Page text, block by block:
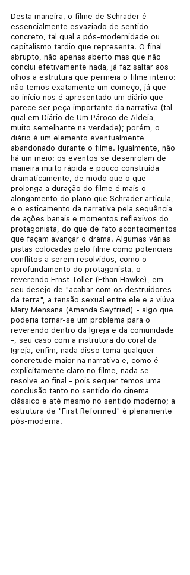
Desta maneira, o filme de Schrader é
essencialmente esvaziado de sentido
concreto, tal qual a pós-modernidade ou
capitalismo tardio que representa. O final
abrupto, não apenas aberto mas que não
conclui efetivamente nada, já faz saltar aos
olhos a estrutura que permeia o filme inteiro:
não temos exatamente um começo, já que
ao início nos é apresentado um diário que
parece ser peça importante da narrativa (tal
qual em Diário de Um Pároco de Aldeia,
muito semelhante na verdade); porém, o
diário é um elemento eventualmente
abandonado durante o filme. Igualmente, não
há um meio: os eventos se desenrolam de
maneira muito rápida e pouco construída
dramaticamente, de modo que o que
prolonga a duração do filme é mais o
alongamento do plano que Schrader articula,
e o esticamento da narrativa pela sequência
de ações banais e momentos reflexivos do
protagonista, do que de fato acontecimentos
que façam avançar o drama. Algumas várias
pistas colocadas pelo filme como potenciais
conflitos a serem resolvidos, como o
aprofundamento do protagonista, o
reverendo Ernst Toller (Ethan Hawke), em
seu desejo de "acabar com os destruidores
da terra", a tensão sexual entre ele e a viúva
Mary Mensana (Amanda Seyfried) - algo que
poderia tornar-se um problema para o
reverendo dentro da Igreja e da comunidade
-, seu caso com a instrutora do coral da
Igreja, enfim, nada disso toma qualquer
concretude maior na narrativa e, como é
explicitamente claro no filme, nada se
resolve ao final - pois sequer temos uma
conclusão tanto no sentido do cinema
clássico e até mesmo no sentido moderno; a
estrutura de "First Reformed" é plenamente
pós-moderna.